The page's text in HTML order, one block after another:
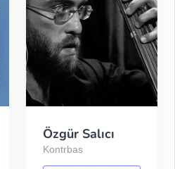
Özgür Salıcı
Kontrbas